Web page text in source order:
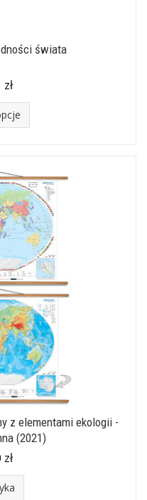
świata
z elementami ekologii -
(2021)